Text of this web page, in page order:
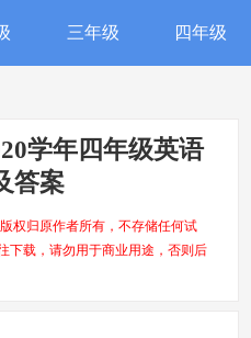
三年级 四年级
学年四年级英语
答案
权归原作者所有，不存储任何试
下载，请勿用于商业用途，否则后